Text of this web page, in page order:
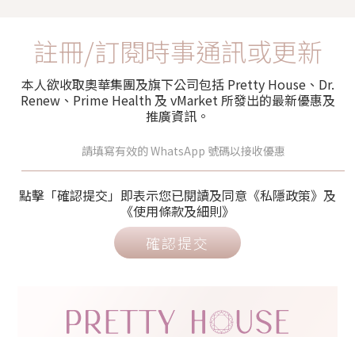
註冊/訂閱時事通訊或更新
本人欲收取奧華集團及旗下公司包括 Pretty House、Dr.
Renew、Prime Health 及 vMarket 所發出的最新優惠及
推廣資訊。
點擊「確認提交」即表示您已閱讀及同意《私隱政策》及
《使用條款及細則》
確認提交